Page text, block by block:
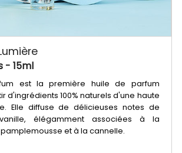
- 15ml
est la première huile de parfum
d'ingrédients 100% naturels d'une haute
Elle diffuse de délicieuses notes de
élégamment associées à la
et à la cannelle.